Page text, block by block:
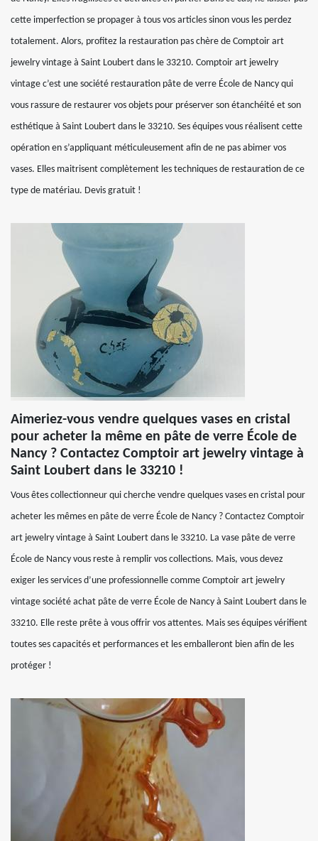
cette imperfection se propager à tous vos articles sinon vous les perdez
totalement. Alors, profitez la restauration pas chère de Comptoir art
jewelry vintage à Saint Loubert dans le 33210. Comptoir art jewelry
vintage c’est une société restauration pâte de verre École de Nancy qui
vous rassure de restaurer vos objets pour préserver son étanchéité et son
esthétique à Saint Loubert dans le 33210. Ses équipes vous réalisent cette
opération en s’appliquant méticuleusement afin de ne pas abimer vos
vases. Elles maitrisent complètement les techniques de restauration de ce
type de matériau. Devis gratuit !
Aimeriez-vous vendre quelques vases en cristal
pour acheter la même en pâte de verre École de
Nancy ? Contactez Comptoir art jewelry vintage à
Saint Loubert dans le 33210 !
Vous êtes collectionneur qui cherche vendre quelques vases en cristal pour
acheter les mêmes en pâte de verre École de Nancy ? Contactez Comptoir
art jewelry vintage à Saint Loubert dans le 33210. La vase pâte de verre
École de Nancy vous reste à remplir vos collections. Mais, vous devez
exiger les services d’une professionnelle comme Comptoir art jewelry
vintage société achat pâte de verre École de Nancy à Saint Loubert dans le
33210. Elle reste prête à vous offrir vos attentes. Mais ses équipes vérifient
toutes ses capacités et performances et les emballeront bien afin de les
protéger !